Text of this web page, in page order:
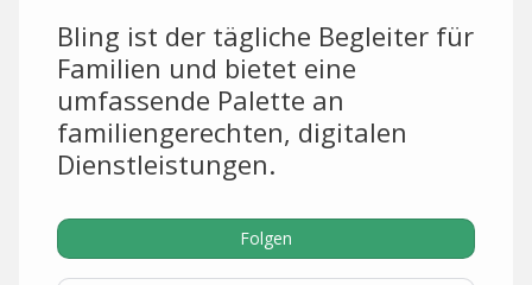
Bling ist der tägliche Begleiter für
Familien und bietet eine
umfassende Palette an
familiengerechten, digitalen
Dienstleistungen.
Folgen